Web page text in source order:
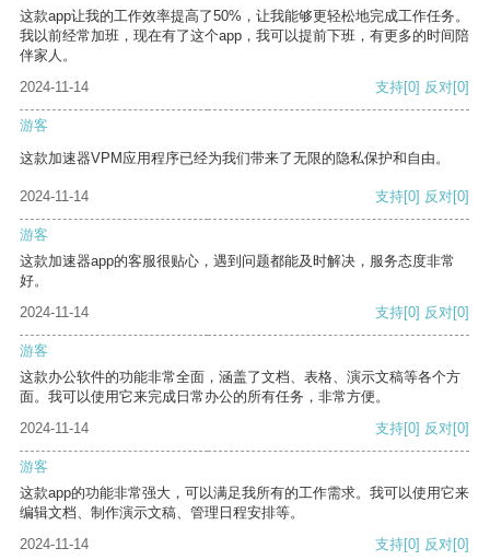
这款app让我的工作效率提高了50%，让我能够更轻松地完成工作任务。
我以前经常加班，现在有了这个app，我可以提前下班，有更多的时间陪
伴家人。
2024-11-14
支持[0] 反对[0]
游客
这款加速器VPM应用程序已经为我们带来了无限的隐私保护和自由。
2024-11-14 支持[0] 反对[0]
游客
这款加速器app的客服很贴心，遇到问题都能及时解决，服务态度非常
好。
2024-11-14
支持[0] 反对[0]
游客
这款办公软件的功能非常全面，涵盖了文档、表格、演示文稿等各个方
面。我可以使用它来完成日常办公的所有任务，非常方便。
2024-11-14
支持[0] 反对[0]
游客
这款app的功能非常强大，可以满足我所有的工作需求。我可以使用它来
编辑文档、制作演示文稿、管理日程安排等。
2024-11-14
支持[0] 反对[0]